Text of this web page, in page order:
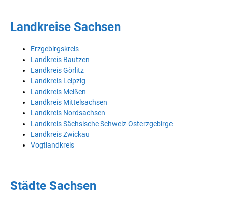
Landkreise Sachsen
Erzgebirgskreis
Landkreis Bautzen
Landkreis Görlitz
Landkreis Leipzig
Landkreis Meißen
Landkreis Mittelsachsen
Landkreis Nordsachsen
Landkreis Sächsische Schweiz-Osterzgebirge
Landkreis Zwickau
Vogtlandkreis
Städte Sachsen